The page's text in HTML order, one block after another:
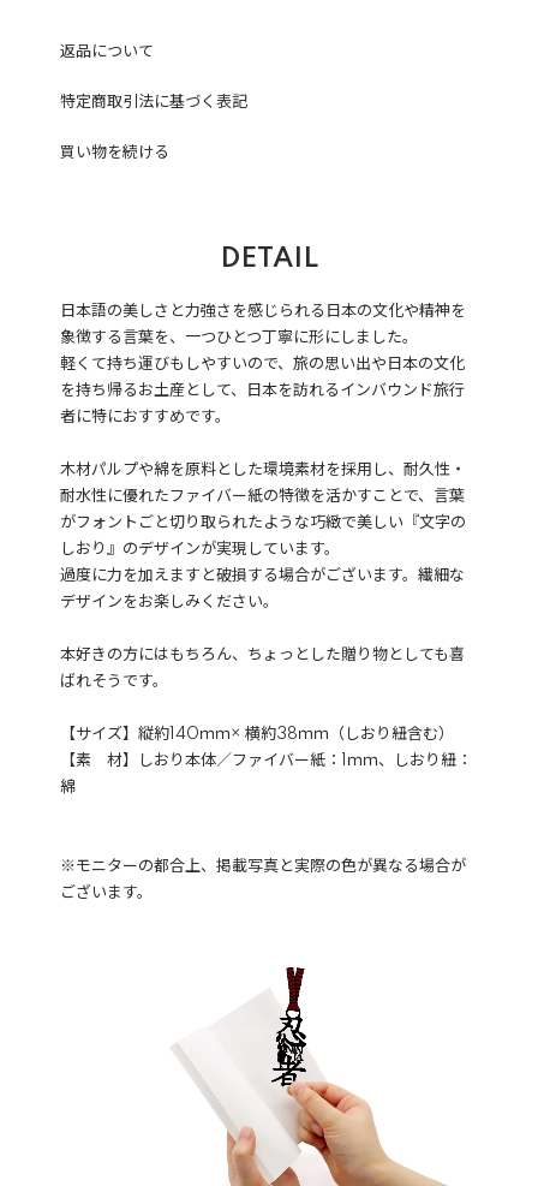
返品について
特定商取引法に基づく表記
買い物を続ける
DETAIL
日本語の美しさと力強さを感じられる日本の文化や精神を
象徴する言葉を、一つひとつ丁寧に形にしました。
軽くて持ち運びもしやすいので、旅の思い出や日本の文化
を持ち帰るお土産として、日本を訪れるインバウンド旅行
者に特におすすめです。
木材パルプや綿を原料とした環境素材を採用し、耐久性・
耐水性に優れたファイバー紙の特徴を活かすことで、言葉
がフォントごと切り取られたような巧緻で美しい『文字の
しおり』のデザインが実現しています。
過度に力を加えますと破損する場合がございます。繊細な
デザインをお楽しみください。
本好きの方にはもちろん、ちょっとした贈り物としても喜
ばれそうです。
【サイズ】縦約140ｍｍ× 横約38ｍｍ（しおり紐含む）
【素 材】しおり本体／ファイバー紙：1ｍｍ、しおり紐：
綿
※モニターの都合上、掲載写真と実際の色が異なる場合が
ございます。